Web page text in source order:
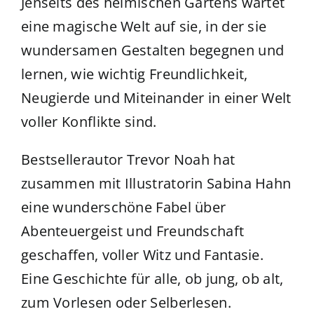
eine magische Welt auf sie, in der sie
wundersamen Gestalten begegnen und
lernen, wie wichtig Freundlichkeit,
Neugierde und Miteinander in einer Welt
voller Konflikte sind.
Bestsellerautor Trevor Noah hat
zusammen mit Illustratorin Sabina Hahn
eine wunderschöne Fabel über
Abenteuergeist und Freundschaft
geschaffen, voller Witz und Fantasie.
Eine Geschichte für alle, ob jung, ob alt,
zum Vorlesen oder Selberlesen.